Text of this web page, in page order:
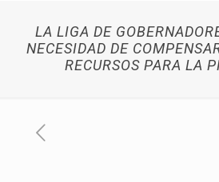
LA LIGA DE
NECESIDAD DE
RECURSOS PARA LA